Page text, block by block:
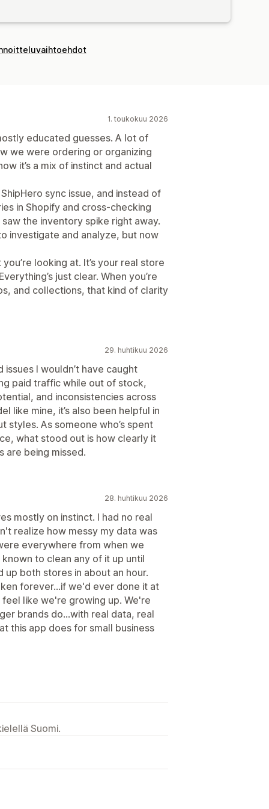
1. toukokuu 2026
educated guesses. A lot of
we were ordering or organizing
it’s a mix of instinct and actual
sync issue, and instead of
in Shopify and cross-checking
the inventory spike right away.
investigate and analyze, but now
looking at. It’s your real store
just clear. When you’re
and collections, that kind of clarity
29. huhtikuu 2026
I wouldn’t have caught
paid traffic while out of stock,
and inconsistencies across
like mine, it’s also been helpful in
styles. As someone who’s spent
what stood out is how clearly it
are being missed.
28. huhtikuu 2026
mostly on instinct. I had no real
realize how messy my data was
everywhere from when we
to clean any of it up until
both stores in about an hour.
forever...if we'd ever done it at
like we're growing up. We're
brands do...with real data, real
this app does for small business
Suomi.